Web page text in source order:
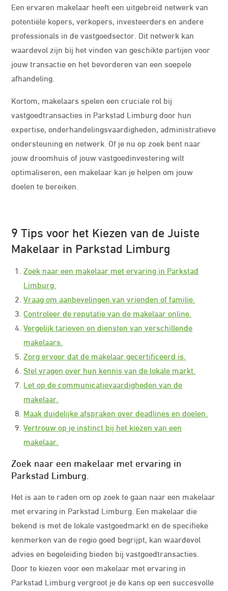
Een ervaren makelaar heeft een uitgebreid netwerk van
potentiële kopers, verkopers, investeerders en andere
professionals in de vastgoedsector. Dit netwerk kan
waardevol zijn bij het vinden van geschikte partijen voor
jouw transactie en het bevorderen van een soepele
afhandeling.
Kortom, makelaars spelen een cruciale rol bij
vastgoedtransacties in Parkstad Limburg door hun
expertise, onderhandelingsvaardigheden, administratieve
ondersteuning en netwerk. Of je nu op zoek bent naar
jouw droomhuis of jouw vastgoedinvestering wilt
optimaliseren, een makelaar kan je helpen om jouw
doelen te bereiken.
9 Tips voor het Kiezen van de Juiste
Makelaar in Parkstad Limburg
Zoek naar een makelaar met ervaring in Parkstad
Limburg.
Vraag om aanbevelingen van vrienden of familie.
Controleer de reputatie van de makelaar online.
Vergelijk tarieven en diensten van verschillende
makelaars.
Zorg ervoor dat de makelaar gecertificeerd is.
Stel vragen over hun kennis van de lokale markt.
Let op de communicatievaardigheden van de
makelaar.
Maak duidelijke afspraken over deadlines en doelen.
Vertrouw op je instinct bij het kiezen van een
makelaar.
Zoek naar een makelaar met ervaring in
Parkstad Limburg.
Het is aan te raden om op zoek te gaan naar een makelaar
met ervaring in Parkstad Limburg. Een makelaar die
bekend is met de lokale vastgoedmarkt en de specifieke
kenmerken van de regio goed begrijpt, kan waardevol
advies en begeleiding bieden bij vastgoedtransacties.
Door te kiezen voor een makelaar met ervaring in
Parkstad Limburg vergroot je de kans op een succesvolle